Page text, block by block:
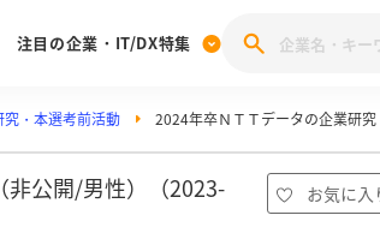
卒] 本選考体験記投稿キャンペーン
みんなのDX企業就職ブランド調査
注目の企業・IT/DX特集
・本選考前活動 2024年卒ＮＴＴデータの企業研
非公開/男性）（2023-
お気に入